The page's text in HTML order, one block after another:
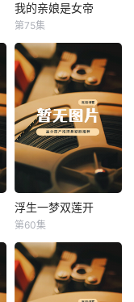
我的亲娘是女帝
我的亲娘是女帝
第75集
浮生一梦双莲开
浮生一梦双莲开
第60集